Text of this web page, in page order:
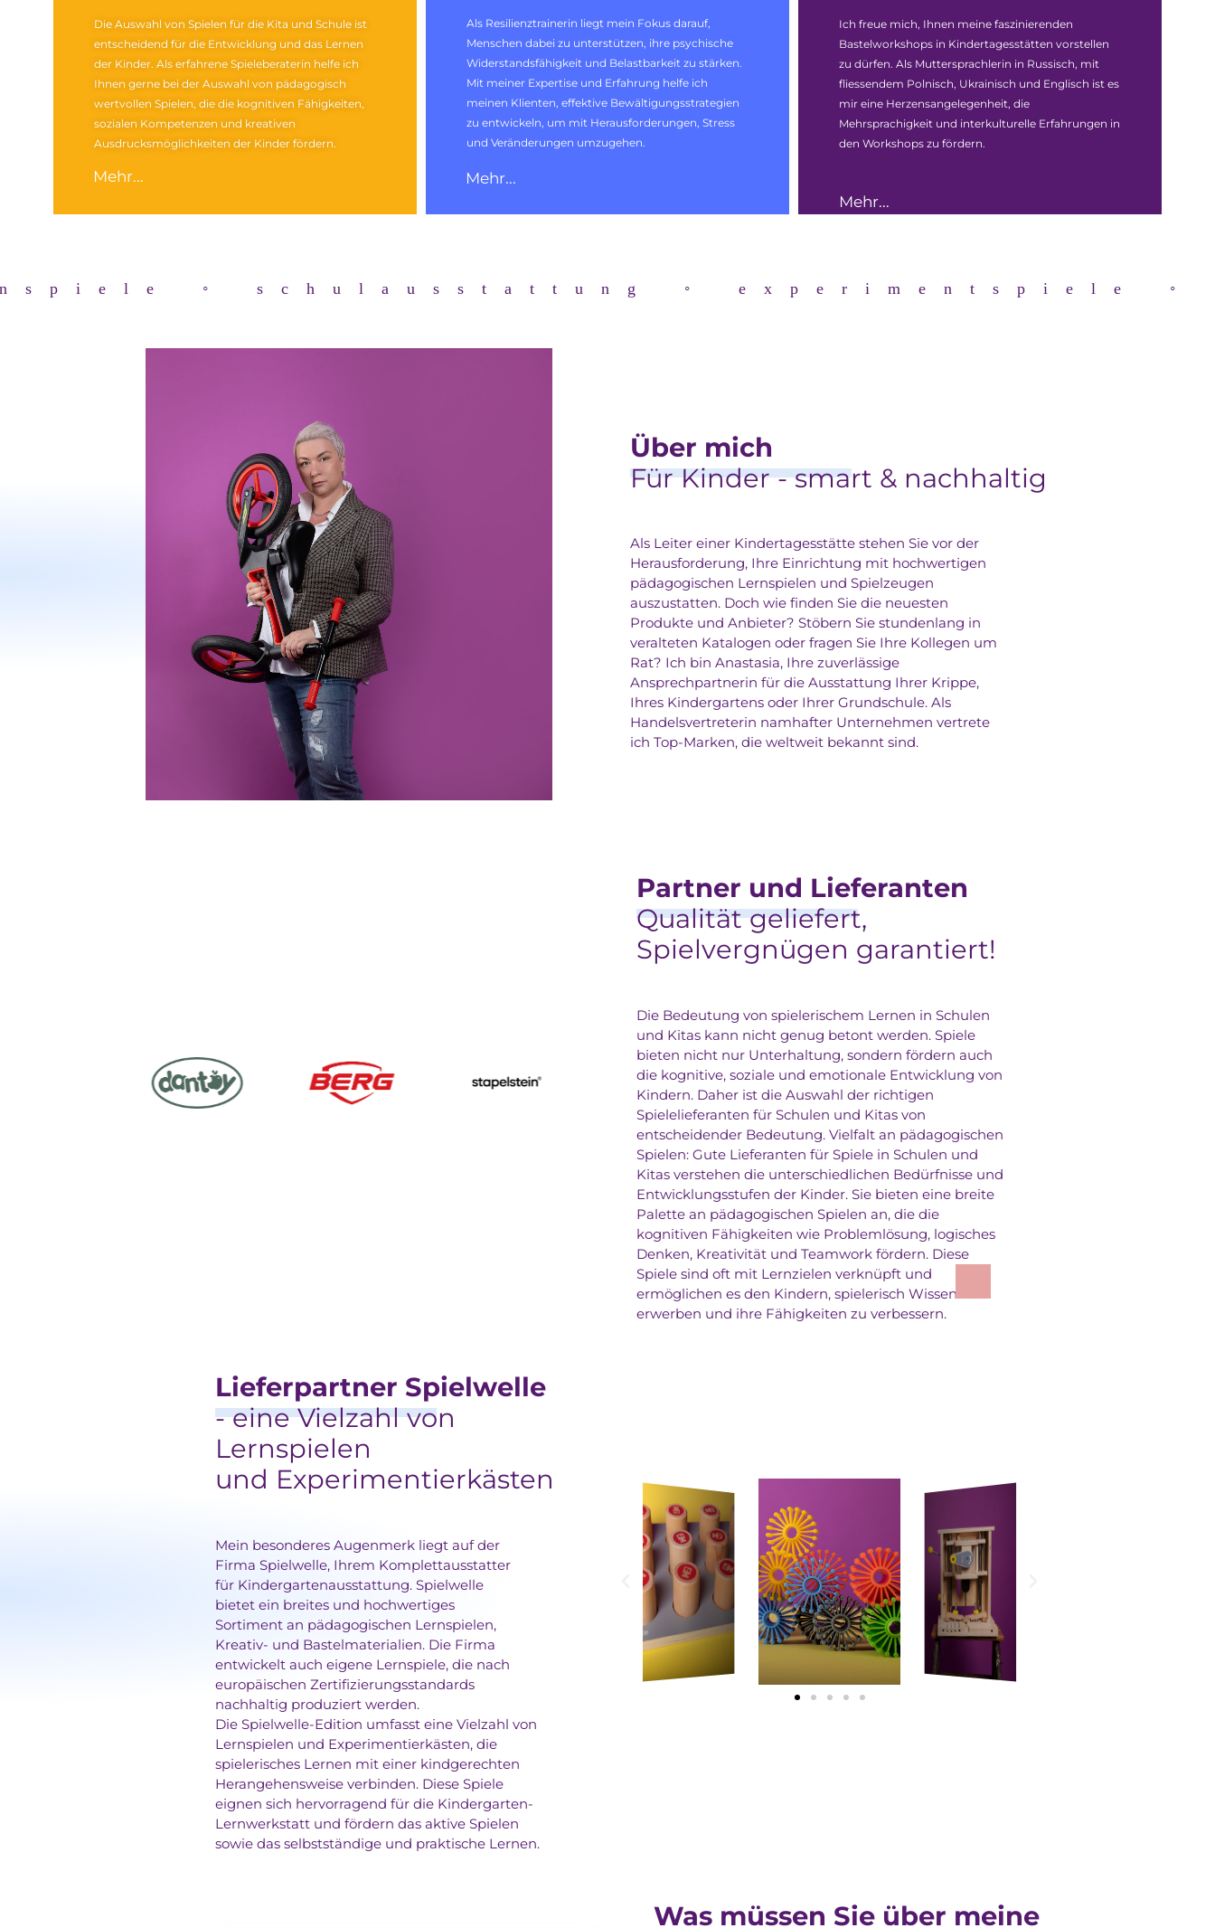
Die Auswahl von Spielen für die Kita und Schule ist
entscheidend für die Entwicklung und das Lernen
der Kinder. Als erfahrene Spieleberaterin helfe ich
Ihnen gerne bei der Auswahl von pädagogisch
wertvollen Spielen, die die kognitiven Fähigkeiten,
sozialen Kompetenzen und kreativen
Ausdrucksmöglichkeiten der Kinder fördern.
Mehr...
Als Resilienztrainerin liegt mein Fokus darauf,
Menschen dabei zu unterstützen, ihre psychische
Widerstandsfähigkeit und Belastbarkeit zu stärken.
Mit meiner Expertise und Erfahrung helfe ich
meinen Klienten, effektive Bewältigungsstrategien
zu entwickeln, um mit Herausforderungen, Stress
und Veränderungen umzugehen.
Mehr...
Ich freue mich, Ihnen meine faszinierenden
Bastelworkshops in Kindertagesstätten vorstellen
zu dürfen. Als Muttersprachlerin in Russisch, mit
fliessendem Polnisch, Ukrainisch und Englisch ist es
mir eine Herzensangelegenheit, die
Mehrsprachigkeit und interkulturelle Erfahrungen in
den Workshops zu fördern.
Mehr...
◦ schulausstattung ◦ experimentspiele ◦
Über mich
Für Kinder - smart & nachhaltig
Als Leiter einer Kindertagesstätte stehen Sie vor der
Herausforderung, Ihre Einrichtung mit hochwertigen
pädagogischen Lernspielen und Spielzeugen
auszustatten. Doch wie finden Sie die neuesten
Produkte und Anbieter? Stöbern Sie stundenlang in
veralteten Katalogen oder fragen Sie Ihre Kollegen um
Rat? Ich bin Anastasia, Ihre zuverlässige
Ansprechpartnerin für die Ausstattung Ihrer Krippe,
Ihres Kindergartens oder Ihrer Grundschule. Als
Handelsvertreterin namhafter Unternehmen vertrete
ich Top-Marken, die weltweit bekannt sind.
Partner und Lieferanten
Qualität geliefert,
Spielvergnügen garantiert!
Die Bedeutung von spielerischem Lernen in Schulen
und Kitas kann nicht genug betont werden. Spiele
bieten nicht nur Unterhaltung, sondern fördern auch
die kognitive, soziale und emotionale Entwicklung von
Kindern. Daher ist die Auswahl der richtigen
Spielelieferanten für Schulen und Kitas von
entscheidender Bedeutung. Vielfalt an pädagogischen
Spielen: Gute Lieferanten für Spiele in Schulen und
Kitas verstehen die unterschiedlichen Bedürfnisse und
Entwicklungsstufen der Kinder. Sie bieten eine breite
Palette an pädagogischen Spielen an, die die
kognitiven Fähigkeiten wie Problemlösung, logisches
Denken, Kreativität und Teamwork fördern. Diese
Spiele sind oft mit Lernzielen verknüpft und
ermöglichen es den Kindern, spielerisch Wissen zu
erwerben und ihre Fähigkeiten zu verbessern.
Lieferpartner Spielwelle
- eine Vielzahl von
Lernspielen
und Experimentierkästen
Mein besonderes Augenmerk liegt auf der
Firma Spielwelle, Ihrem Komplettausstatter
für Kindergartenausstattung. Spielwelle
bietet ein breites und hochwertiges
Sortiment an pädagogischen Lernspielen,
Kreativ- und Bastelmaterialien. Die Firma
entwickelt auch eigene Lernspiele, die nach
europäischen Zertifizierungsstandards
nachhaltig produziert werden.
Die Spielwelle-Edition umfasst eine Vielzahl von
Lernspielen und Experimentierkästen, die
spielerisches Lernen mit einer kindgerechten
Herangehensweise verbinden. Diese Spiele
eignen sich hervorragend für die Kindergarten-
Lernwerkstatt und fördern das aktive Spielen
sowie das selbstständige und praktische Lernen.
Was müssen Sie über meine